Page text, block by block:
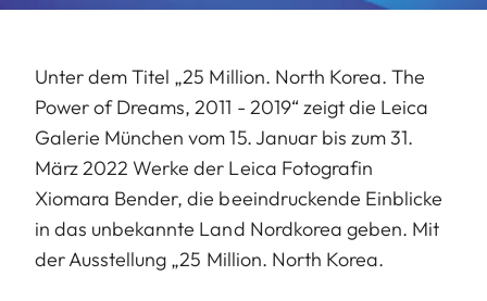
Unter dem Titel „25 Million. North Korea. The
Power of Dreams, 2011 - 2019“ zeigt die Leica
Galerie München vom 15. Januar bis zum 31.
März 2022 Werke der Leica Fotografin
Xiomara Bender, die beeindruckende Einblicke
in das unbekannte Land Nordkorea geben. Mit
der Ausstellung „25 Million. North Korea.